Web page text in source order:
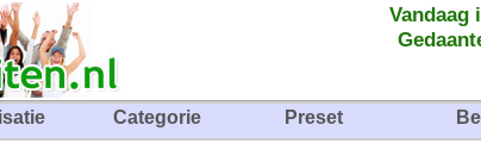
Vandaag
Categorie Preset